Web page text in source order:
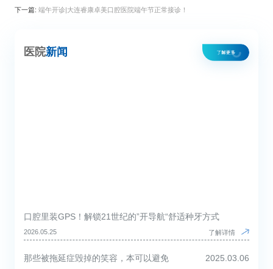
下一篇: 端午开诊|大连睿康卓美口腔医院端午节正常接诊！
医院新闻
口腔里装GPS！解锁21世纪的”开导航“舒适种牙方式
2026.05.25 了解详情
那些被拖延症毁掉的笑容，本可以避免
2025.03.06